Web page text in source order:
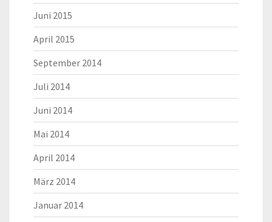
Juni 2015
April 2015
September 2014
Juli 2014
Juni 2014
Mai 2014
April 2014
März 2014
Januar 2014